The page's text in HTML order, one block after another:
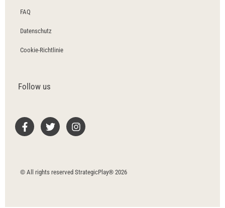
FAQ
Datenschutz
Cookie-Richtlinie
Follow us
© All rights reserved StrategicPlay® 2026